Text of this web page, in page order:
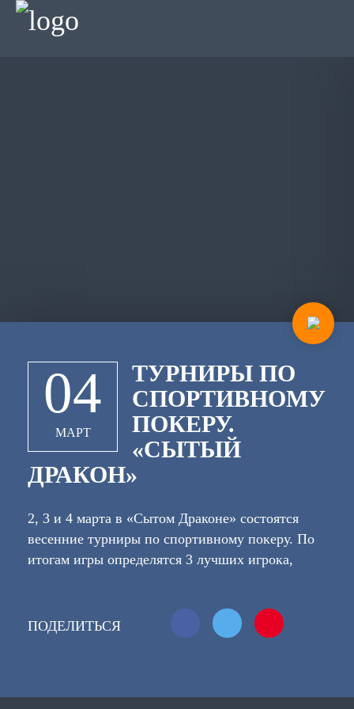
04
МАРТ
ТУРНИРЫ ПО
СПОРТИВНОМУ
ПОКЕРУ.
«СЫТЫЙ
ДРАКОН»
2, 3 и 4 марта в «Сытом Драконе» состоятся
весенние турниры по спортивному покеру. По
итогам игры определятся 3 лучших игрока,
рублей. Игра в два стола не менее 4 человек за
каждым. Максимальное количество участников
ПОДЕЛИТЬСЯ